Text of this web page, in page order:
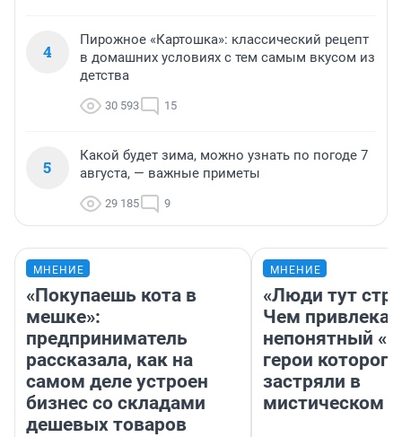
4
Пирожное «Картошка»: классический рецепт
в домашних условиях с тем самым вкусом из
детства
30 593 15
5
Какой будет зима, можно узнать по погоде 7
августа, — важные приметы
29 185 9
МНЕНИЕ
«Покупаешь кота в
мешке»:
предприниматель
рассказала, как на
самом деле устроен
бизнес со складами
дешевых товаров
МНЕНИЕ
«Люди тут
Чем
непонятный
герои которого
застряли в
мистическом